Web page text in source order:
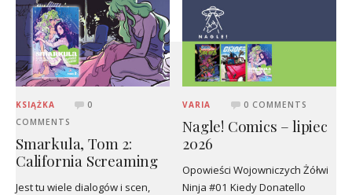
KSIĄŻKA
0
COMMENTS
Smarkula, Tom 2:
California Screaming
Jest tu wiele dialogów i scen,
VARIA 0 COMMENTS
Nagle! Comics – lipiec
2026
Opowieści Wojowniczych Żółwi
Ninja #01 Kiedy Donatello